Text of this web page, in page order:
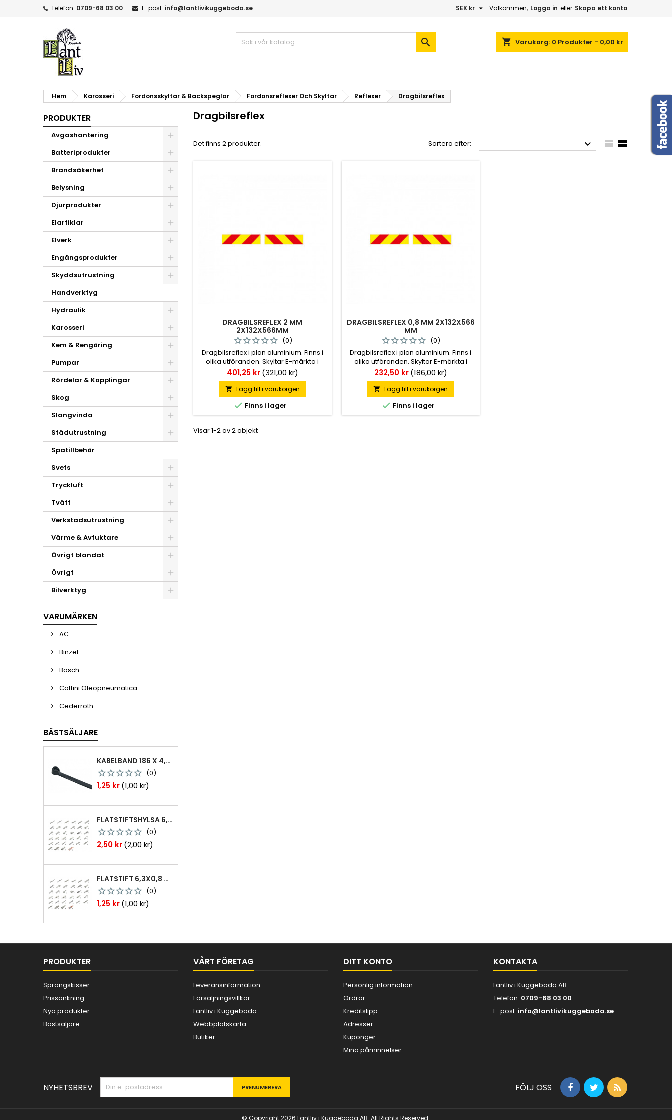
Telefon: 0709-68 03 00 E-post: info@lantlivikuggeboda.se Välkommen, Logga in eller Skapa ett konto
SEK kr 
shopping_cart Varukorg: 0 Produkter - 0,00 kr

Hem Karosseri Fordonsskyltar & Backspeglar Fordonsreflexer Och Skyltar Reflexer Dragbilsreflex
PRODUKTER
Avgashantering
Batteriprodukter
Brandsäkerhet
Belysning
Djurprodukter
Elartiklar
Elverk
Engångsprodukter
Skyddsutrustning
Handverktyg
Hydraulik
Karosseri
Kem & Rengöring
Pumpar
Rördelar & Kopplingar
Skog
Slangvinda
Städutrustning
Spatillbehör
Svets
Tryckluft
Tvätt
Verkstadsutrustning
Värme & Avfuktare
Övrigt blandat
Övrigt
Bilverktyg
VARUMÄRKEN
AC
Binzel
Bosch
Cattini Oleopneumatica
Cederroth
BÄSTSÄLJARE
KABELBAND 186 X 4,8MM TY25MX TY-RAP SVARTA 1000 ST
(0)
Pris
1,25 kr(1,00 kr)
FLATSTIFTSHYLSA 6,3X0,8 1,0-2,5 MM² 100ST NABB
(0)
Pris
2,50 kr(2,00 kr)
FLATSTIFT 6,3X0,8 M. NABB 1,0-2,5 MM2 100ST
(0)
Pris
1,25 kr(1,00 kr)
Dragbilsreflex
Det finns 2 produkter. Sortera efter:   
DRAGBILSREFLEX 2 MM
2X132X566MM
(0)
Dragbilsreflex i plan aluminium. Finns i
olika utföranden. Skyltar E-märkta i
enlighet med ECE-70 reglementet. För
fordon tillverkade innan 2005.
Pris
401,25 kr(321,00 kr)
 Lägg till i varukorgen
 Finns i lager
DRAGBILSREFLEX 0,8 MM 2X132X566
MM
(0)
Dragbilsreflex i plan aluminium. Finns i
olika utföranden. Skyltar E-märkta i
enlighet med ECE-70 reglementet. För
fordon tillverkade innan 2005.
Pris
232,50 kr(186,00 kr)
 Lägg till i varukorgen
 Finns i lager
Visar 1-2 av 2 objekt
PRODUKTER
Sprängskisser
Prissänkning
Nya produkter
Bästsäljare
VÅRT FÖRETAG
Leveransinformation
Försäljningsvillkor
Lantliv i Kuggeboda
Webbplatskarta
Butiker
DITT KONTO
Personlig information
Ordrar
Kreditslipp
Adresser
Kuponger
Mina påminnelser
KONTAKTA
Lantliv i Kuggeboda AB
Telefon: 0709-68 03 00
E-post: info@lantlivikuggeboda.se
NYHETSBREV FÖLJ OSS